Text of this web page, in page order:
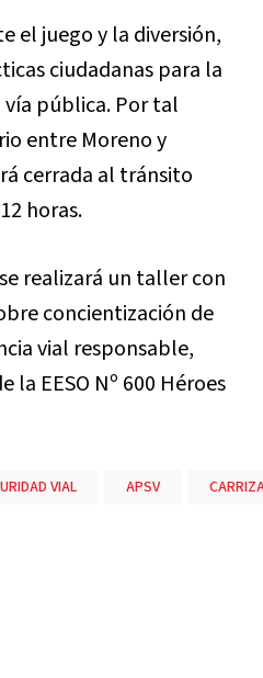
el juego y la diversión,
ciudadanas para la
pública. Por tal
entre Moreno y
cerrada al tránsito
horas.
realizará un taller con
concientización de
vial responsable,
la EESO Nº 600 Héroes
VIAL APSV